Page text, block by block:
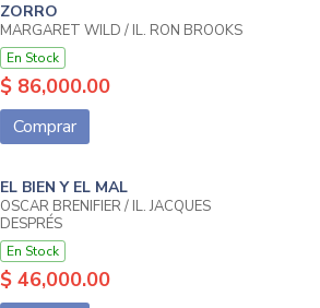
ZORRO
MARGARET WILD / IL. RON BROOKS
En Stock
$ 86,000.00
Comprar
EL BIEN Y EL MAL
OSCAR BRENIFIER / IL. JACQUES
DESPRÉS
En Stock
$ 46,000.00